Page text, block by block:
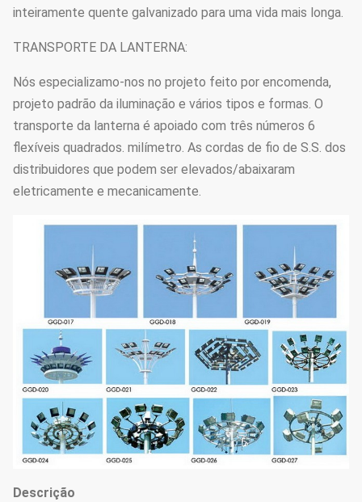
inteiramente quente galvanizado para uma vida mais longa.
TRANSPORTE DA LANTERNA:
Nós especializamo-nos no projeto feito por encomenda,
projeto padrão da iluminação e vários tipos e formas. O
transporte da lanterna é apoiado com três números 6
flexíveis quadrados. milímetro. As cordas de fio de S.S. dos
distribuidores que podem ser elevados/abaixaram
eletricamente e mecanicamente.
Descrição